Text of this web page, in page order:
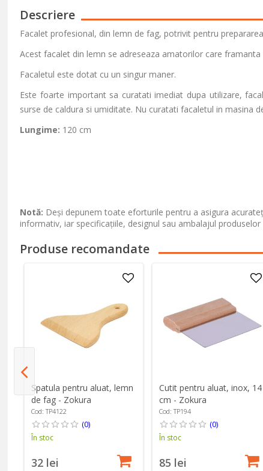
Descriere
Facalet profesional, din lemn de fag, potrivit pentru
Acest facalet din lemn se adreseaza amatorilor care
Facaletul este dotat cu un singur maner.
Este foarte important sa curatati imediat dupa utilizare,
surse de caldura si umiditate. Nu curatati facaletul in masina
Lungime: 120 cm
Notă: Deși depunem toate eforturile pentru a asigura
informativ, iar specificațiile, designul sau ambalajul
Produse recomandate
Spatula pentru aluat, lemn
de fag - Zokura
Cod: TP4122
(0)
În stoc
32 lei
Cutit pentru aluat, inox, 14
cm - Zokura
Cod: TP194
(0)
În stoc
85 lei